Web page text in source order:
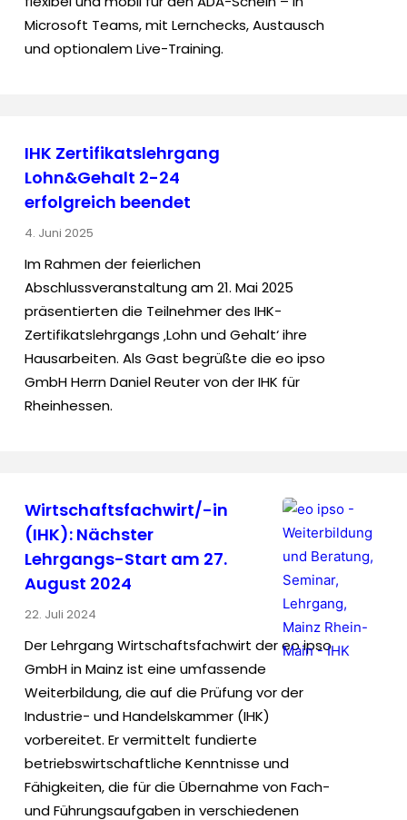
Microsoft Teams, mit Lernchecks, Austausch
und optionalem Live-Training.
IHK Zertifikatslehrgang
Lohn&Gehalt 2-24
erfolgreich beendet
4. Juni 2025
Im Rahmen der feierlichen
Abschlussveranstaltung am 21. Mai 2025
präsentierten die Teilnehmer des IHK-
Zertifikatslehrgangs ‚Lohn und Gehalt‘ ihre
Hausarbeiten. Als Gast begrüßte die eo ipso
GmbH Herrn Daniel Reuter von der IHK für
Rheinhessen.
Wirtschaftsfachwirt/-in
(IHK): Nächster
Lehrgangs-Start am 27.
August 2024
22. Juli 2024
Der Lehrgang Wirtschaftsfachwirt der eo ipso
GmbH in Mainz ist eine umfassende
Weiterbildung, die auf die Prüfung vor der
Industrie- und Handelskammer (IHK)
vorbereitet. Er vermittelt fundierte
betriebswirtschaftliche Kenntnisse und
Fähigkeiten, die für die Übernahme von Fach-
und Führungsaufgaben in verschiedenen